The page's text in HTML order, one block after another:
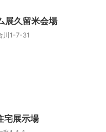
展久留米会場
川1-7-31
宅展示場